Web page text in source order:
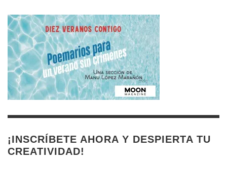
¡INSCRÍBETE AHORA Y DESPIERTA TU
CREATIVIDAD!